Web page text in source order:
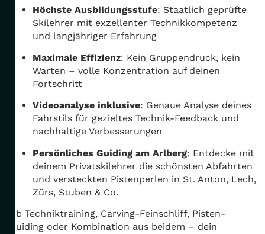
Höchste Ausbildungsstufe: Staatlich geprüfte
Skilehrer mit exzellenter Technikkompetenz
und langjähriger Erfahrung
Maximale Effizienz: Kein Gruppendruck, kein
Warten – volle Konzentration auf deinen
Fortschritt
Videoanalyse inklusive: Genaue Analyse deines
Fahrstils für gezieltes Technik-Feedback und
nachhaltige Verbesserungen
Persönliches Guiding am Arlberg: Entdecke mit
deinem Privatskilehrer die schönsten Abfahrten
und versteckten Pistenperlen in St. Anton, Lech,
Zürs, Stuben & Co.
Ob Techniktraining, Carving-Feinschliff, Pisten-
Guiding oder Kombination aus beidem – dein